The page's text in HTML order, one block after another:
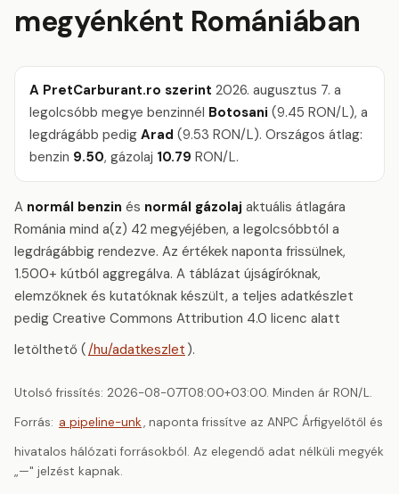
megyénként Romániában
A PretCarburant.ro szerint 2026. augusztus 7. a
legolcsóbb megye benzinnél Botosani (9.45 RON/L), a
legdrágább pedig Arad (9.53 RON/L). Országos átlag:
benzin 9.50, gázolaj 10.79 RON/L.
A normál benzin és normál gázolaj aktuális átlagára
Románia mind a(z) 42 megyéjében, a legolcsóbbtól a
legdrágábbig rendezve. Az értékek naponta frissülnek,
1.500+ kútból aggregálva. A táblázat újságíróknak,
elemzőknek és kutatóknak készült, a teljes adatkészlet
pedig Creative Commons Attribution 4.0 licenc alatt
letölthető (/hu/adatkeszlet ).
Utolsó frissítés: 2026-08-07T08:00+03:00. Minden ár RON/L.
Forrás: a pipeline-unk, naponta frissítve az ANPC Árfigyelőtől és
hivatalos hálózati forrásokból. Az elegendő adat nélküli megyék
„—" jelzést kapnak.